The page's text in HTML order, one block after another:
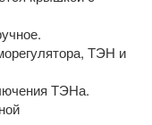
ТЭН и
ТЭНа.